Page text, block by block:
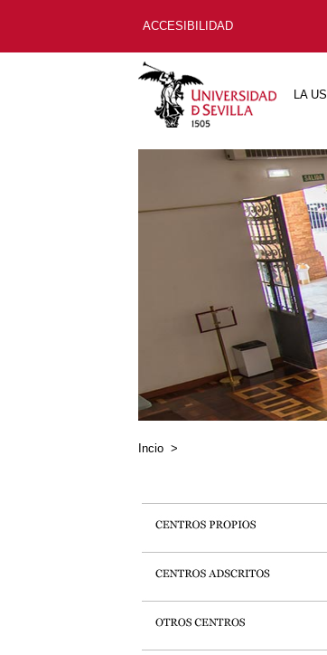
ACCESIBILIDAD
LA US
Incio >